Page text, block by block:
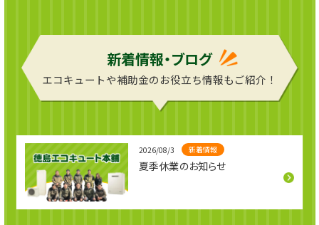
新着情報・ブログ
エコキュートや補助金のお役立ち情報もご紹介！
2026/08/3 新着情報
夏季休業のお知らせ